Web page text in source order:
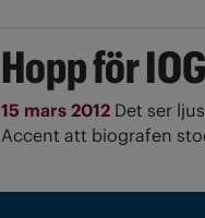
Hopp för
15 mars 2012 Det ser
Accent att biografen